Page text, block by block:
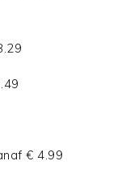
€ 4.99